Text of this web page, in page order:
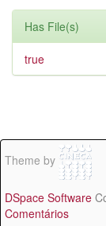
Has File(s)
true
Theme by
DSpace Software
Comentários